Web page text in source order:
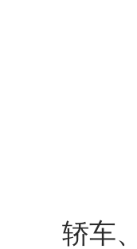
轿车、